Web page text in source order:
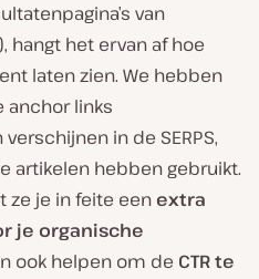
van
hangt het ervan af hoe
laten zien. We hebben
anchor links
in de SERPS,
artikelen hebben gebruikt.
ze je in feite een extra
je organische
ook helpen om de CTR te